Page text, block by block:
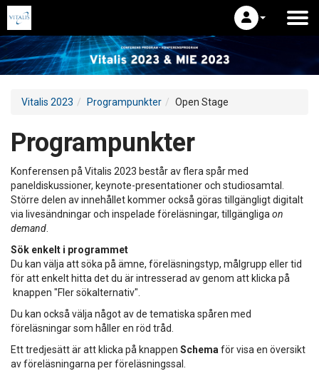
Vitalis 2023 Programpunkter Open Stage
Programpunkter
Konferensen på Vitalis 2023 består av flera spår med
paneldiskussioner, keynote-presentationer och studiosamtal.
Större delen av innehållet kommer också göras tillgängligt digitalt
via livesändningar och inspelade föreläsningar, tillgängliga on
demand
Sök enkelt i programmet
Du kan välja att söka på ämne, föreläsningstyp, målgrupp eller tid
för att enkelt hitta det du är intresserad av genom att klicka på
knappen "Fler sökalternativ".
Du kan också välja något av de tematiska spåren med
föreläsningar som håller en röd tråd.
Ett tredjesätt är att klicka på knappen Schema för visa en översikt
av föreläsningarna per föreläsningssal.